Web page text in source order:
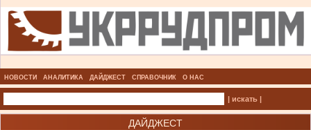
НОВОСТИ АНАЛИТИКА ДАЙДЖЕСТ СПРАВОЧНИК О НАС
| искать |
ДАЙДЖЕСТ